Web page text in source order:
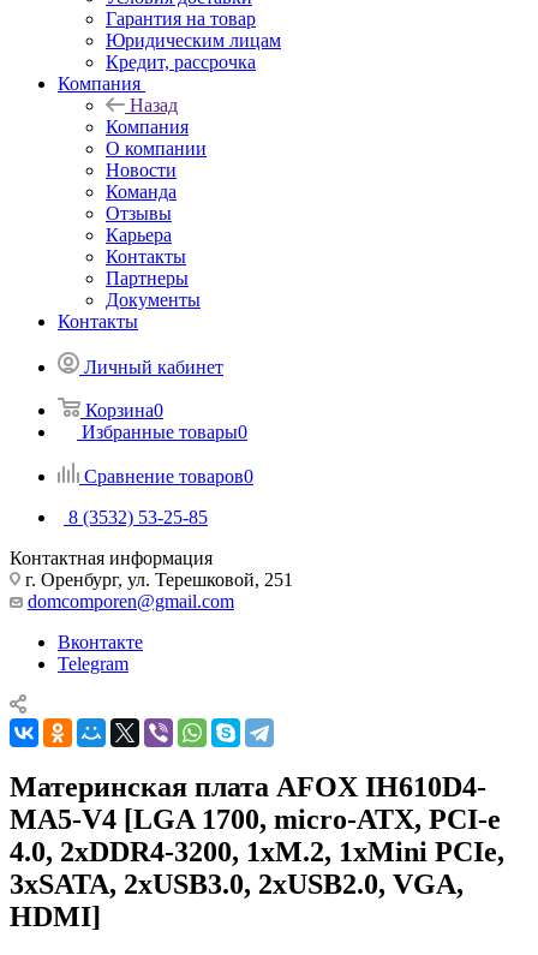
Гарантия на товар
Юридическим лицам
Кредит, рассрочка
Компания
Назад
Компания
О компании
Новости
Команда
Отзывы
Карьера
Контакты
Партнеры
Документы
Контакты
Личный кабинет
Корзина0
Избранные товары0
Сравнение товаров0
8 (3532) 53-25-85
Контактная информация
г. Оренбург, ул. Терешковой, 251
domcomporen@gmail.com
Вконтакте
Telegram
Материнская плата AFOX IH610D4-
MA5-V4 [LGA 1700, micro-ATX, PCI-e
4.0, 2xDDR4-3200, 1xM.2, 1xMini PCIe,
3xSATA, 2xUSB3.0, 2xUSB2.0, VGA,
HDMI]